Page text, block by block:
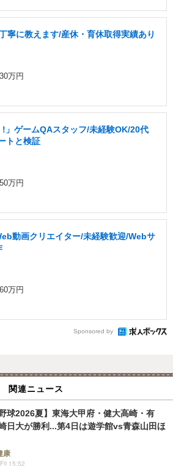
寧に教えます/産休・育休取得実績あり
万円
!」ゲームQAスタッフ/未経験OK/20代
トと検証
万円
動画クリエイター/未経験歓迎/Webサ
万円
Sponsored by
関連ニュース
野球2026夏】東海大甲府・健大高崎・有
日大が勝利...第4日は遊学館vs青森山田ほ
康
15:52